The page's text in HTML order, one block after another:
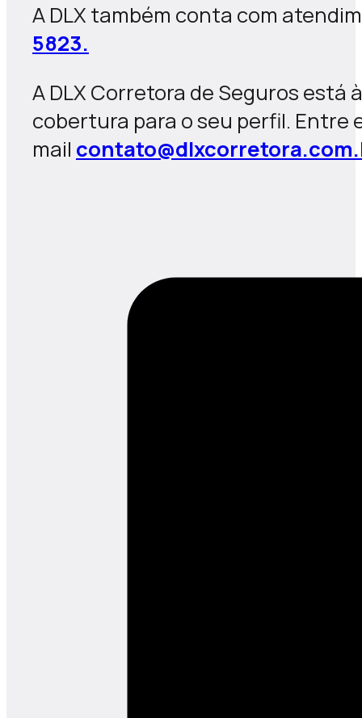
A DLX também conta com
5823.
A DLX Corretora de Seguros
cobertura para o seu perfil.
mail